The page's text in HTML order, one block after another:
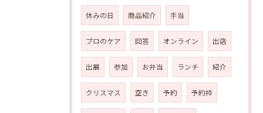
休みの日 商品紹介 手当
プロのケア 回答 オンライン 出店
出展 参加 お弁当 ランチ 紹介
クリスマス 空き 予約 予約枠